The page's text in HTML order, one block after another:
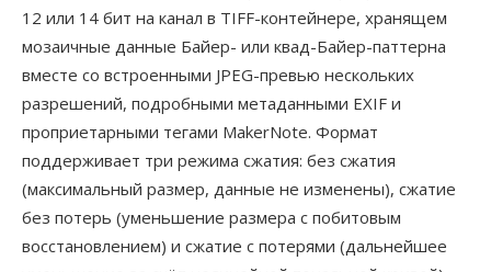
12 или 14 бит на канал в TIFF-контейнере, хранящем
мозаичные данные Байер- или квад-Байер-паттерна
вместе со встроенными JPEG-превью нескольких
разрешений, подробными метаданными EXIF и
проприетарными тегами MakerNote. Формат
поддерживает три режима сжатия: без сжатия
(максимальный размер, данные не изменены), сжатие
без потерь (уменьшение размера с побитовым
восстановлением) и сжатие с потерями (дальнейшее